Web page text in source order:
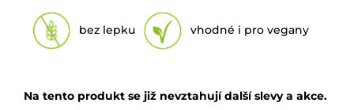
bez lepku vhodné i pro vegany
Na tento produkt se již nevztahují další slevy a akce.